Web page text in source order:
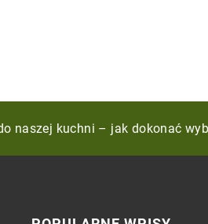
mogą odmienić przestrzeń
naszej kuchni – jak dokonać
do biura – warto?